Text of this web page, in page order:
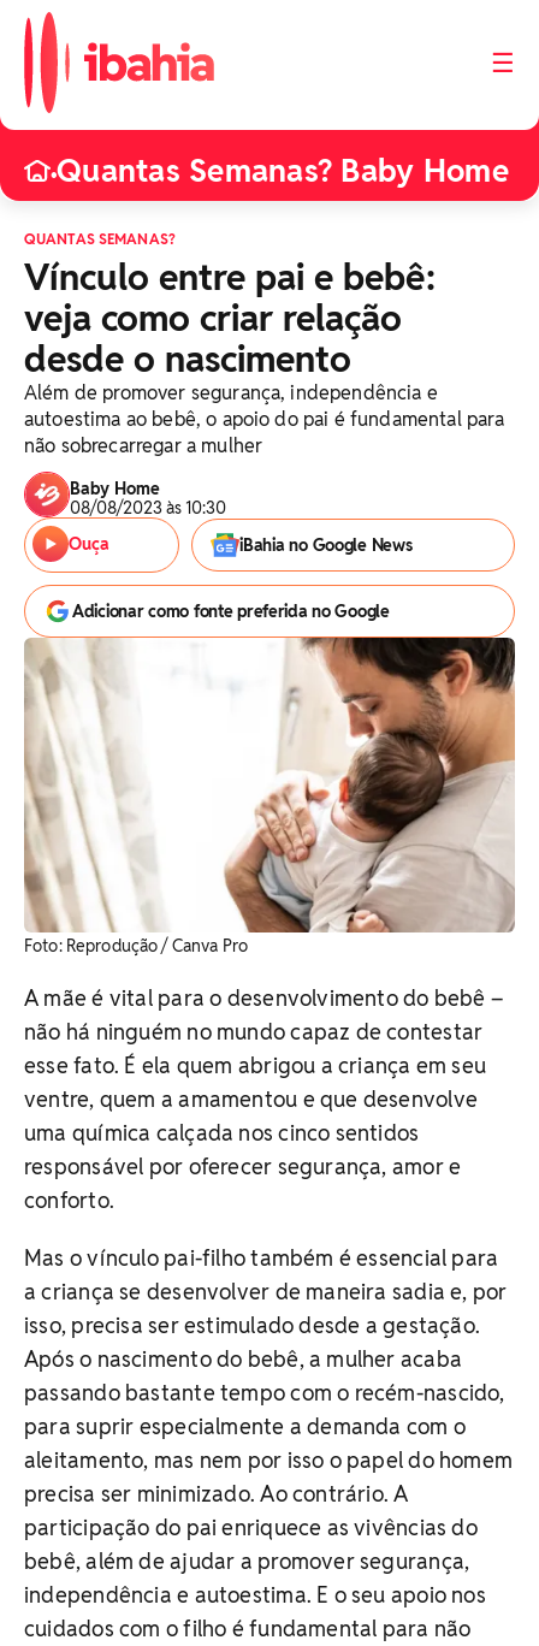
☰
•Quantas Semanas? Baby Home
QUANTAS SEMANAS?
Vínculo entre pai e bebê:
veja como criar relação
desde o nascimento
Além de promover segurança, independência e
autoestima ao bebê, o apoio do pai é fundamental para
não sobrecarregar a mulher
Baby Home
08/08/2023 às 10:30
Ouça
iBahia no Google News
Adicionar como fonte preferida no Google
Foto: Reprodução / Canva Pro
A mãe é vital para o desenvolvimento do bebê –
não há ninguém no mundo capaz de contestar
esse fato. É ela quem abrigou a criança em seu
ventre, quem a amamentou e que desenvolve
uma química calçada nos cinco sentidos
responsável por oferecer segurança, amor e
conforto.
Mas o vínculo pai-filho também é essencial para
a criança se desenvolver de maneira sadia e, por
isso, precisa ser estimulado desde a gestação.
Após o nascimento do bebê, a mulher acaba
passando bastante tempo com o recém-nascido,
para suprir especialmente a demanda com o
aleitamento, mas nem por isso o papel do homem
precisa ser minimizado. Ao contrário. A
participação do pai enriquece as vivências do
bebê, além de ajudar a promover segurança,
independência e autoestima. E o seu apoio nos
cuidados com o filho é fundamental para não